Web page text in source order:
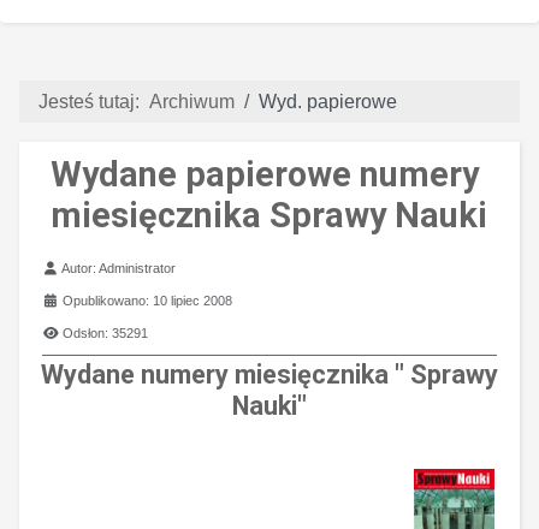
Jesteś tutaj: Archiwum Wyd. papierowe
Wydane papierowe numery
miesięcznika Sprawy Nauki
Szczegóły
Autor:Administrator
Opublikowano: 10 lipiec 2008
Odsłon: 35291
Wydane numery miesięcznika " Sprawy
Nauki"